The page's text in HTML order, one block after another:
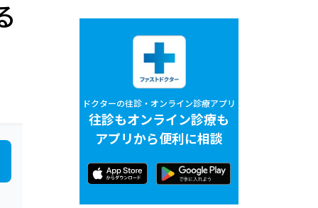
ドクターの往診・オンライン診療アプリ
往診もオンライン診療も
アプリから便利に相談